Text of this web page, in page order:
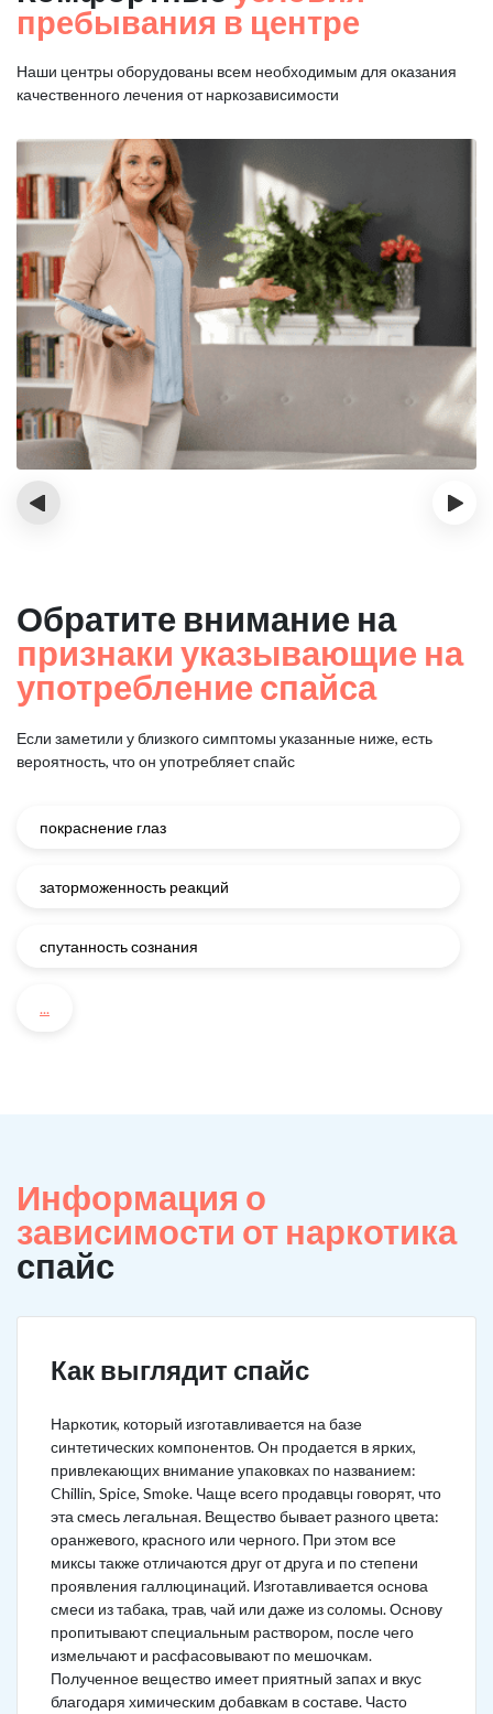
пребывания в центре
Наши центры оборудованы всем необходимым для оказания
качественного лечения от наркозависимости
‹ ›
Обратите внимание на
признаки указывающие на
употребление спайса
Если заметили у близкого симптомы указанные ниже, есть
вероятность, что он употребляет спайс
покраснение глаз
заторможенность реакций
спутанность сознания
...
Информация о
зависимости от наркотика
спайс
Как выглядит спайс
Наркотик, который изготавливается на базе
синтетических компонентов. Он продается в ярких,
привлекающих внимание упаковках по названием:
Chillin, Spice, Smoke. Чаще всего продавцы говорят, что
эта смесь легальная. Вещество бывает разного цвета:
оранжевого, красного или черного. При этом все
миксы также отличаются друг от друга и по степени
проявления галлюцинаций. Изготавливается основа
смеси из табака, трав, чай или даже из соломы. Основу
пропитывают специальным раствором, после чего
измельчают и расфасовывают по мешочкам.
Полученное вещество имеет приятный запах и вкус
благодаря химическим добавкам в составе. Часто